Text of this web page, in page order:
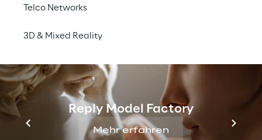
Telco Networks
3D & Mixed Reality
Reply Model Factory
Mehr erfahren
Moderne
automatisierter und
nachhaltiger Integration
möglich machen